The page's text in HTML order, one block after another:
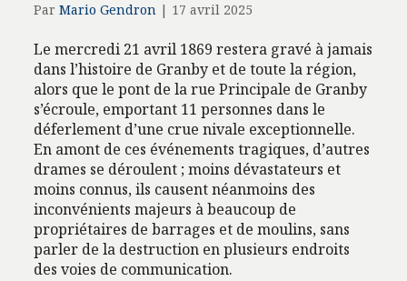
Par Mario Gendron | 17 avril 2025
Le mercredi 21 avril 1869 restera gravé à jamais
dans l’histoire de Granby et de toute la région,
alors que le pont de la rue Principale de Granby
s’écroule, emportant 11 personnes dans le
déferlement d’une crue nivale exceptionnelle.
En amont de ces événements tragiques, d’autres
drames se déroulent ; moins dévastateurs et
moins connus, ils causent néanmoins des
inconvénients majeurs à beaucoup de
propriétaires de barrages et de moulins, sans
parler de la destruction en plusieurs endroits
des voies de communication.